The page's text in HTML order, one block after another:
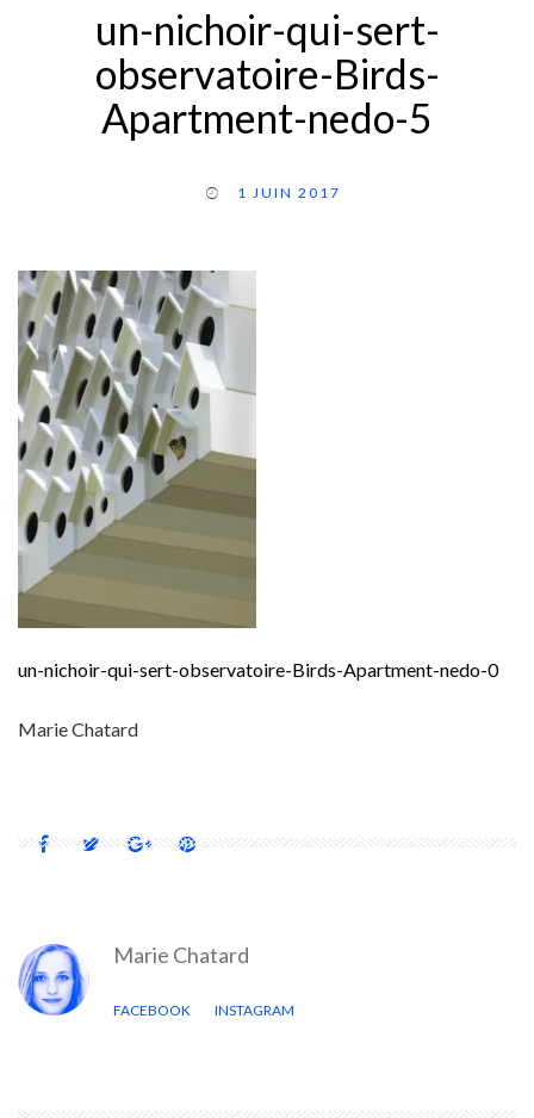
un-nichoir-qui-sert-
observatoire-Birds-
Apartment-nedo-5
1 JUIN 2017
un-nichoir-qui-sert-observatoire-Birds-Apartment-nedo-0
Marie Chatard
Marie Chatard
FACEBOOK INSTAGRAM